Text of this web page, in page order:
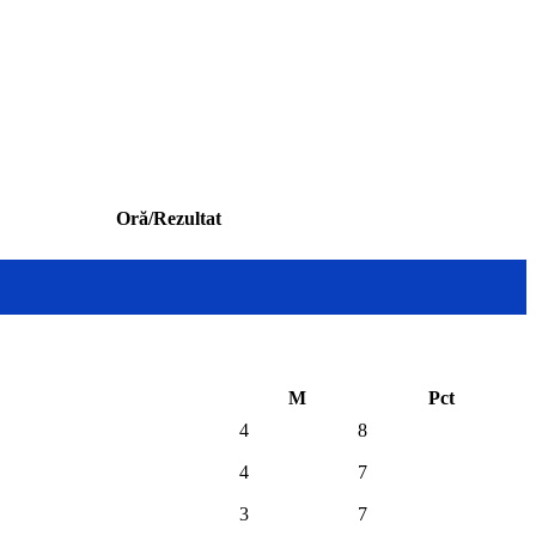
Oră/Rezultat
M
Pct
4 8
4 7
3 7